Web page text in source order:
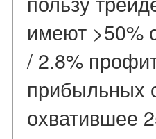
имеют >50%
/ 2.8%
прибыльных
охватившее